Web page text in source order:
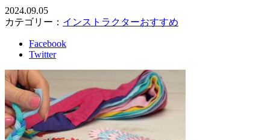
2024.09.05
カテゴリー： インストラクターおすすめ
Facebook
Twitter